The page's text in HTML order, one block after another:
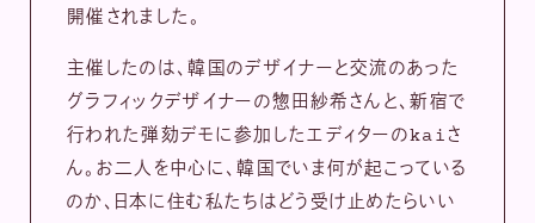
開催されました。
主催したのは、韓国のデザイナーと交流のあった
グラフィックデザイナーの惣田紗希さんと、新宿で
行われた弾劾デモに参加したエディターのkaiさ
ん。お二人を中心に、韓国でいま何が起こっている
のか、日本に住む私たちはどう受け止めたらいい